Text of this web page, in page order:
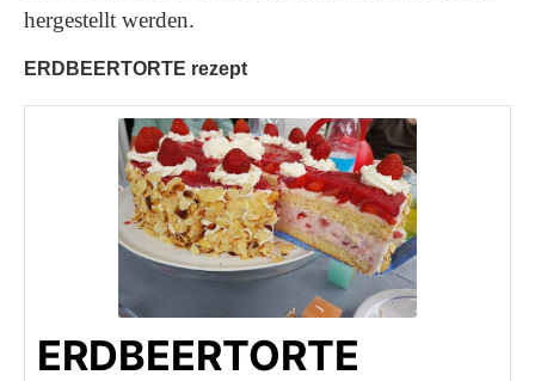
hergestellt werden.
ERDBEERTORTE rezept
ERDBEERTORTE